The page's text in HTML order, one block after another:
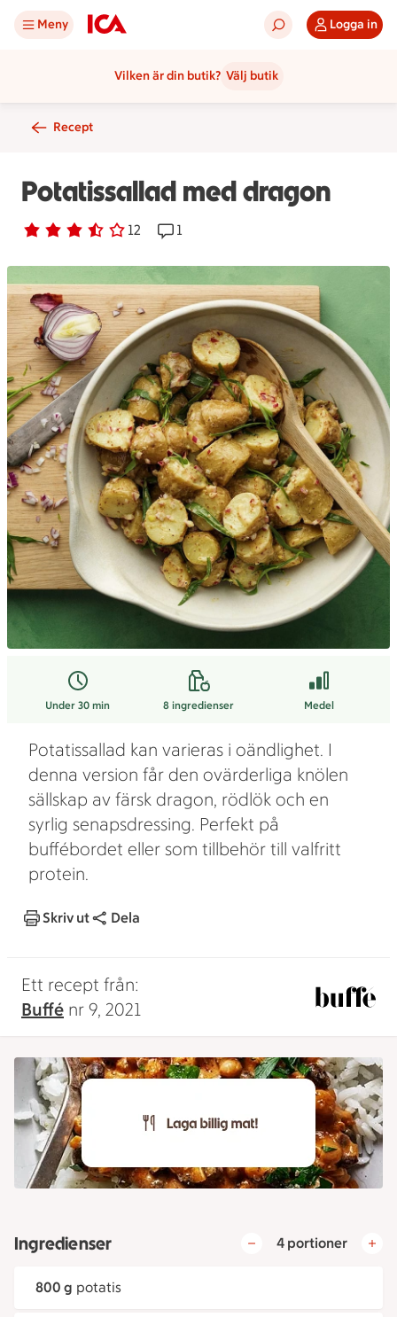
Meny Logga in
Vilken är din butik? Välj butik
Recept
Potatissallad med dragon
Betyg 3.7 av 5. 12
12 personer har röstatReceptet har 1 kommentarer
1
Under 30 min 8 ingredienser Medel
Potatissallad kan varieras i oändlighet. I
denna version får den ovärderliga knölen
sällskap av färsk dragon, rödlök och en
syrlig senapsdressing. Perfekt på
buffébordet eller som tillbehör till valfritt
protein.
Skriv ut Dela
Ett recept från:
Buffé nr 9, 2021
Ingredienser 4 portioner
800 g potatis